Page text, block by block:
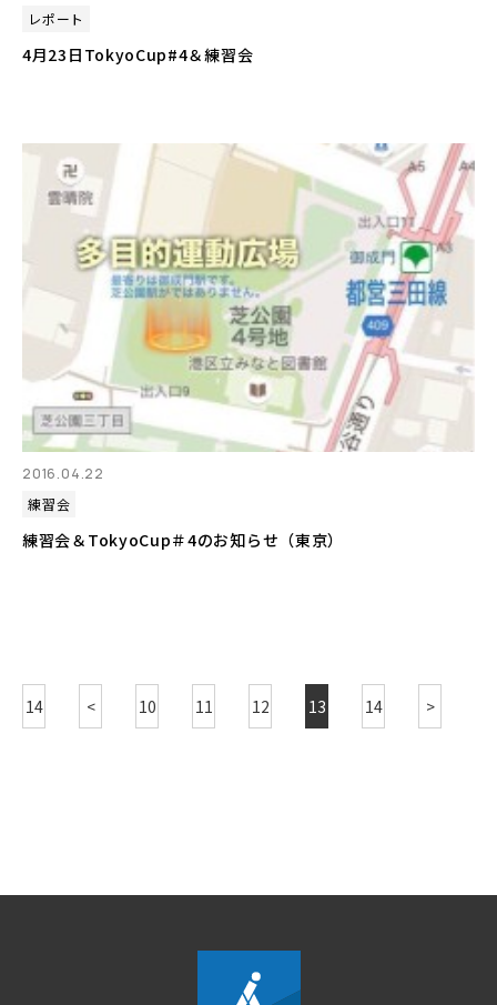
レポート
4月23日TokyoCup#4＆練習会
2016.04.22
練習会
練習会＆TokyoCup＃4のお知らせ（東京）
14 < 10 11 12 13 14 >